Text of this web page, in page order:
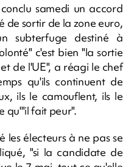
samedi un accord
de sortir de la zone euro,
subterfuge destiné à
c'est bien "la sortie
de l'UE", a réagi le chef
qu'ils continuent de
ils le camouflent, ils le
qu'"il fait peur".
les électeurs à ne pas se
"si la candidate de